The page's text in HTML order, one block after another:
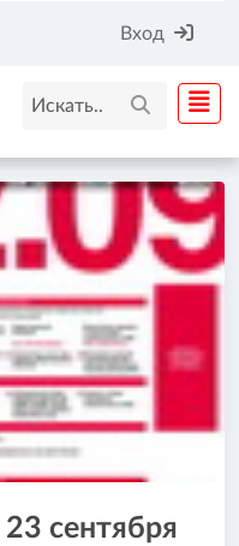
Вход
сентября